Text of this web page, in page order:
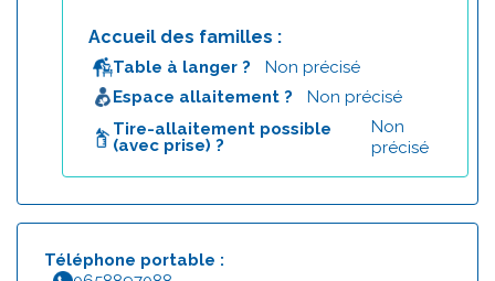
Accueil des familles :
Table à langer ? Non précisé
Espace allaitement ? Non précisé
Tire-allaitement possible
(avec prise) ?
Non
précisé
Téléphone portable :